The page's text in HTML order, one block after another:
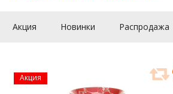
Акция Новинки Распродажа
Акция